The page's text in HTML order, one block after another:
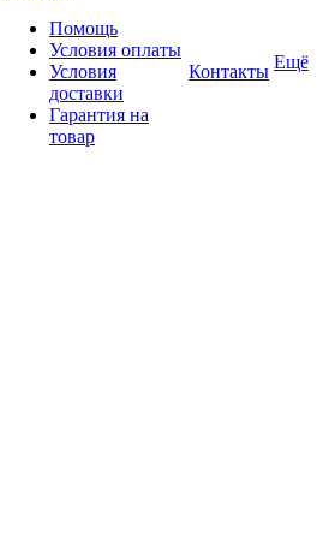
Помощь
Условия оплаты
Условия
доставки
Гарантия на
товар
Контакты Ещё